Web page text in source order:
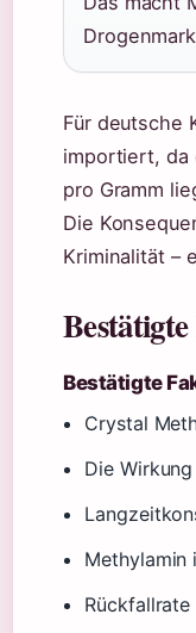
Für deutsche
importiert, da
pro Gramm
Die
Kriminalität –
Bestätigte
Crystal
Die
Methylamin